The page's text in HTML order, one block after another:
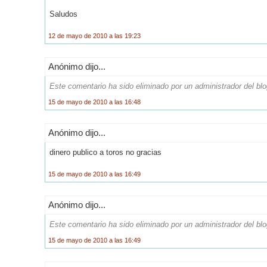
Saludos
12 de mayo de 2010 a las 19:23
Anónimo dijo...
Este comentario ha sido eliminado por un administrador del
15 de mayo de 2010 a las 16:48
Anónimo dijo...
dinero publico a toros no gracias
15 de mayo de 2010 a las 16:49
Anónimo dijo...
Este comentario ha sido eliminado por un administrador del
15 de mayo de 2010 a las 16:49